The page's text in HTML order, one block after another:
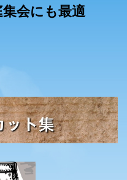
会にも最適